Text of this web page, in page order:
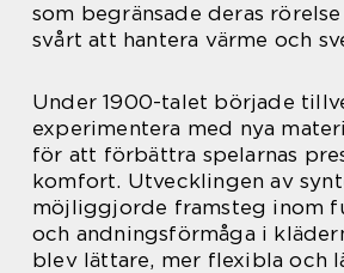
som begränsade deras
svårt att hantera värme och
Under 1900-talet började
experimentera med nya
för att förbättra spelarnas
komfort. Utvecklingen av
möjliggjorde framsteg inom
och andningsförmåga i
blev lättare, mer flexibla och